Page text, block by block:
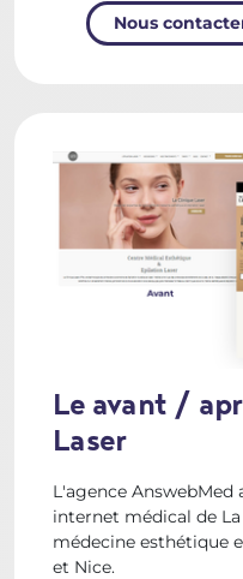
Nous
Le avant /
Laser
L'agence
internet médical de
médecine esthétique
et Nice.